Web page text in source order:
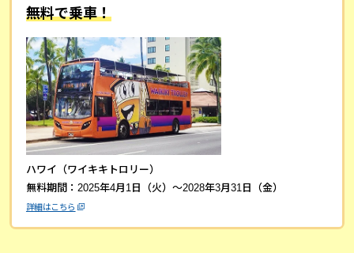
無料で乗車！
ハワイ（ワイキキトロリー）
無料期間：2025年4月1日（火）～2028年3月31日（金）
詳細はこちら